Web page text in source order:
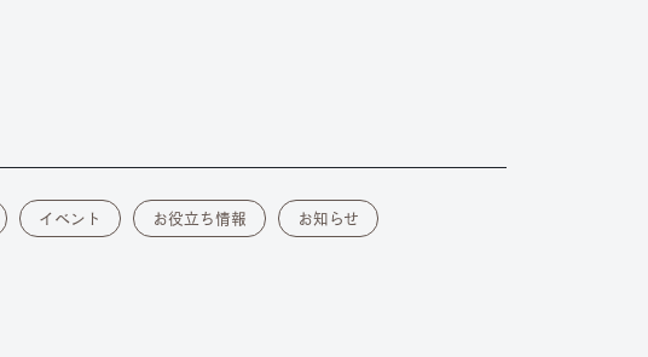
イベント お役立ち情報 お知らせ